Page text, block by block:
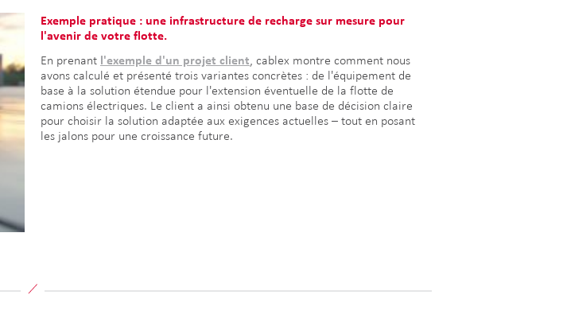
Exemple pratique : une infrastructure de recharge sur mesure pour
l'avenir de votre flotte.
En prenant l'exemple d'un projet client , cablex montre comment nous
avons calculé et présenté trois variantes concrètes : de l'équipement de
base à la solution étendue pour l'extension éventuelle de la flotte de
camions électriques. Le client a ainsi obtenu une base de décision claire
pour choisir la solution adaptée aux exigences actuelles – tout en posant
les jalons pour une croissance future.